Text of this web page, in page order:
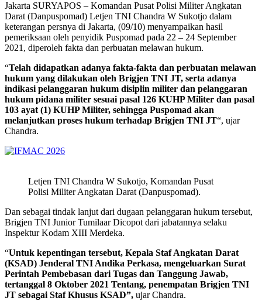
Jakarta SURYAPOS – Komandan Pusat Polisi Militer Angkatan
Darat (Danpuspomad) Letjen TNI Chandra W Sukotjo dalam
keterangan persnya di Jakarta, (09/10) menyampaikan hasil
pemeriksaan oleh penyidik Puspomad pada 22 – 24 September
2021, diperoleh fakta dan perbuatan melawan hukum.
“Telah didapatkan adanya fakta-fakta dan perbuatan melawan
hukum yang dilakukan oleh Brigjen TNI JT, serta adanya
indikasi pelanggaran hukum disiplin militer dan pelanggaran
hukum pidana militer sesuai pasal 126 KUHP Militer dan pasal
103 ayat (1) KUHP Militer, sehingga Puspomad akan
melanjutkan proses hukum terhadap Brigjen TNI JT“, ujar
Chandra.
Letjen TNI Chandra W Sukotjo, Komandan Pusat
Polisi Militer Angkatan Darat (Danpuspomad).
Dan sebagai tindak lanjut dari dugaan pelanggaran hukum tersebut,
Brigjen TNI Junior Tumilaar Dicopot dari jabatannya selaku
Inspektur Kodam XIII Merdeka.
“Untuk kepentingan tersebut, Kepala Staf Angkatan Darat
(KSAD) Jenderal TNI Andika Perkasa, mengeluarkan Surat
Perintah Pembebasan dari Tugas dan Tanggung Jawab,
tertanggal 8 Oktober 2021 Tentang, penempatan Brigjen TNI
JT sebagai Staf Khusus KSAD”, ujar Chandra.